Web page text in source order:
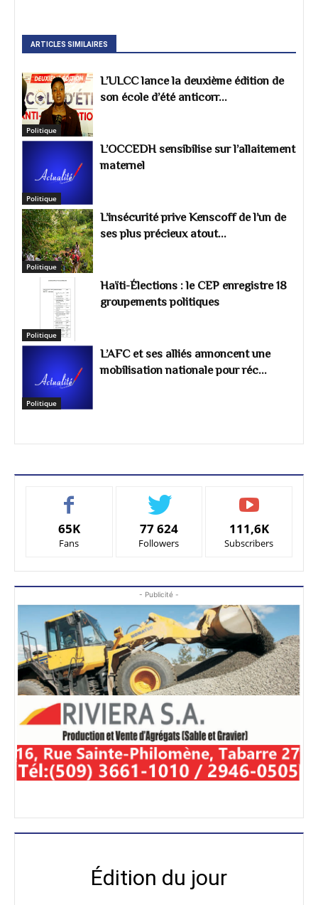
ARTICLES SIMILAIRES
Politique
L’ULCC lance la deuxième édition de
son école d’été anticorr...
Politique
L’OCCEDH sensibilise sur l’allaitement
maternel
Politique
L’insécurité prive Kenscoff de l’un de
ses plus précieux atout...
Politique
Haïti-Élections : le CEP enregistre 18
groupements politiques
Politique
L’AFC et ses alliés annoncent une
mobilisation nationale pour réc...
65K
Fans
77 624
Followers
111,6K
Subscribers
- Publicité -
Édition du jour